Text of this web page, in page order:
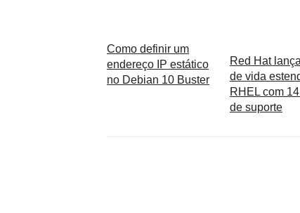
Como definir um
endereço IP estático
no Debian 10 Buster
Red Hat
de vida
RHEL com
de suporte